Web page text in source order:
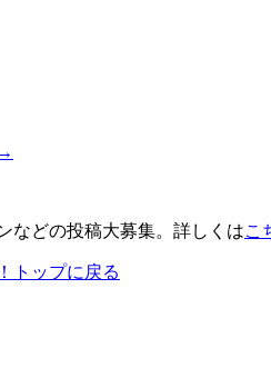
などの投稿大募集。詳しくはこ
トップに戻る